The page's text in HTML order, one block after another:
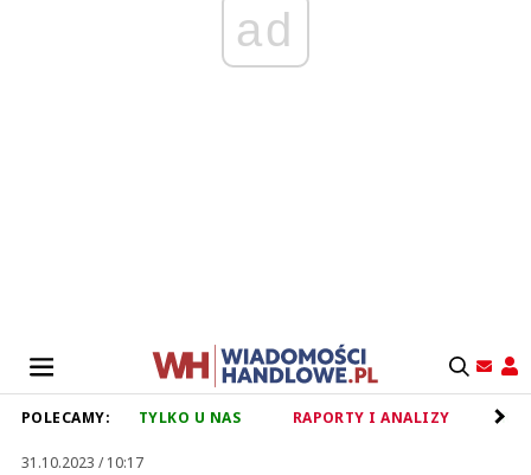
ad
POLECAMY: TYLKO U NAS RAPORTY I ANALIZY
31.10.2023 / 10:17